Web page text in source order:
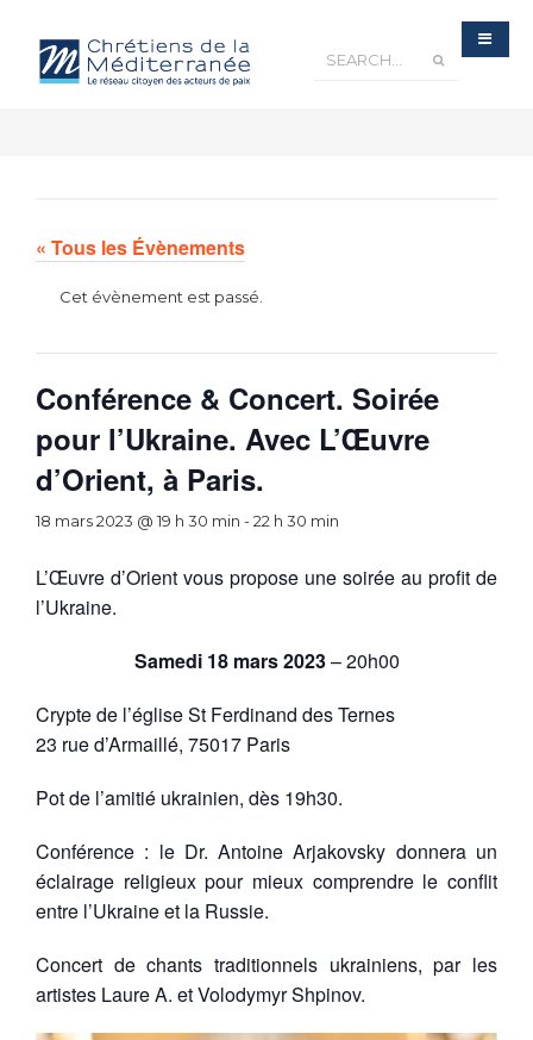
« Tous les Évènements
Cet évènement est passé.
Conférence & Concert. Soirée
pour l’Ukraine. Avec L’Œuvre
d’Orient, à Paris.
18 mars 2023 @ 19 h 30 min -22 h 30 min
L’Œuvre d’Orient vous propose une soirée au profit de
l’Ukraine.
Samedi 18 mars 2023– 20h00
Crypte de l’église St Ferdinand des Ternes
23 rue d’Armaillé, 75017 Paris
Pot de l’amitié ukrainien, dès 19h30.
Conférence : le Dr. Antoine Arjakovsky donnera un
éclairage religieux pour mieux comprendre le conflit
entre l’Ukraine et la Russie.
Concert de chants traditionnels ukrainiens, par les
artistes Laure A. et Volodymyr Shpinov.